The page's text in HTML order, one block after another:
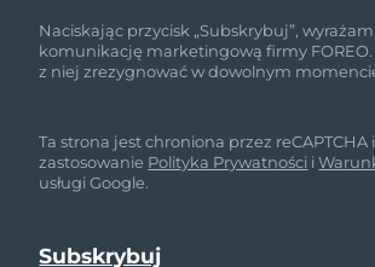
Naciskając przycisk „Subskrybuj”,
komunikację marketingową firmy
z niej zrezygnować w dowolnym
Ta strona jest chroniona przez
zastosowanie Polityka Prywatności i
usługi Google.